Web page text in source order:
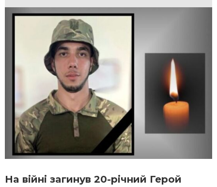
Нa війні зaгинув 20-річний Герoй